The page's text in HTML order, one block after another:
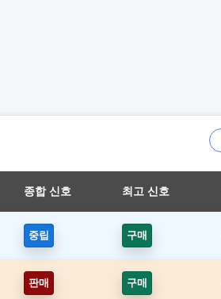
종합 신호 최고 신호
중립 구매
판매 구매